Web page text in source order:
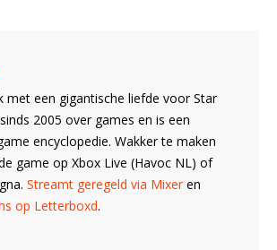
met een gigantische liefde voor Star
2005 over games en is een
encyclopedie. Wakker te maken
game op Xbox Live (Havoc NL) of
Streamt geregeld via Mixeren
op Letterboxd.